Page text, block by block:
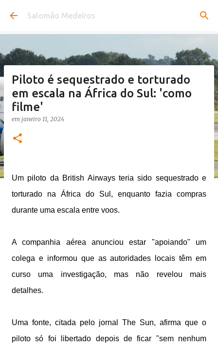
Pular para o conteúdo principal
Salomão Medeiros
Piloto é sequestrado e torturado
em escala na África do Sul: 'como
filme'
em janeiro 11, 2024
Um piloto da British Airways teria sido sequestrado e
torturado na África do Sul, enquanto fazia compras
durante uma escala entre voos.
A companhia aérea anunciou estar "apoiando" um
colega e informou que as autoridades locais têm em
curso uma investigação, mas não revelou mais
detalhes.
Uma fonte, citada pelo jornal The Sun, afirma que o
piloto só foi libertado depois de ficar "sem nenhum